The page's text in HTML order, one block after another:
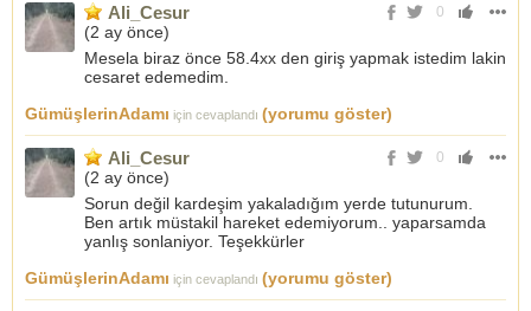
0
Ali_Cesur
(2 ay önce)
Mesela biraz önce 58.4xx den giriş yapmak istedim lakin
cesaret edemedim.
GümüşlerinAdamı için cevaplandı (yorumu göster)
0
Ali_Cesur
(2 ay önce)
Sorun değil kardeşim yakaladığım yerde tutunurum.
Ben artık müstakil hareket edemiyorum.. yaparsamda
yanlış sonlaniyor. Teşekkürler
GümüşlerinAdamı için cevaplandı (yorumu göster)